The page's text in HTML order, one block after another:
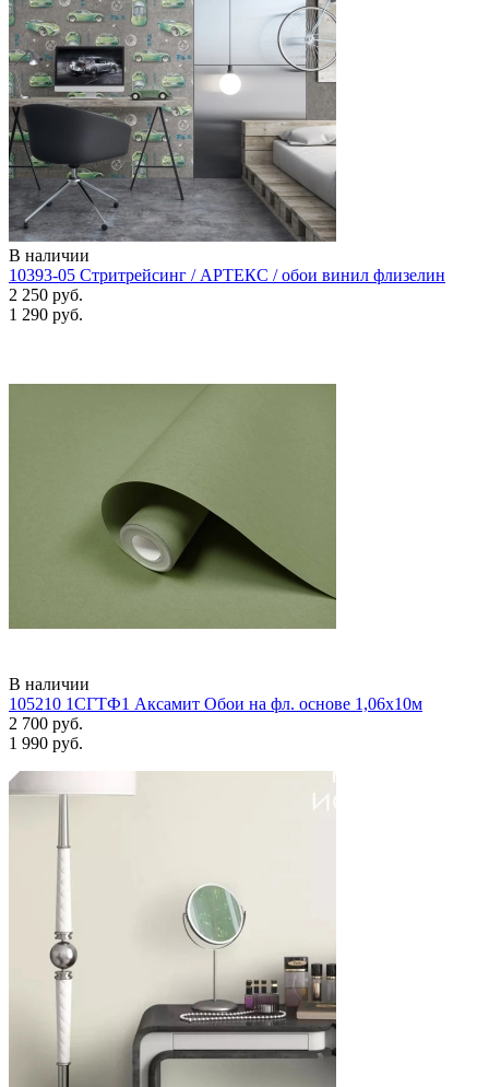
В наличии
10393-05 Стритрейсинг / АРТЕКС / обои винил флизелин
2 250 руб.
1 290 руб.
В наличии
105210 1СГТФ1 Аксамит Обои на фл. основе 1,06х10м
2 700 руб.
1 990 руб.